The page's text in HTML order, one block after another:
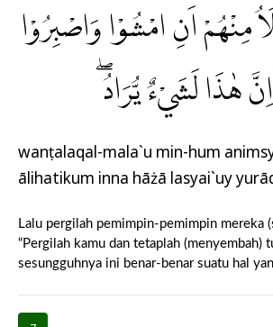
مِنْهُمْ اَنِ امْشُوْا وَاصْبِرُوْا
هٰذَا لَشَيْءٌ يُّرَادُ
wanṭalaqal-mala`u min-hum animsyụ
ālihatikum inna hāżā lasyai`uy
Lalu pergilah pemimpin-pemimpin mereka
“Pergilah kamu dan tetaplah (menyembah)
sesungguhnya ini benar-benar suatu hal